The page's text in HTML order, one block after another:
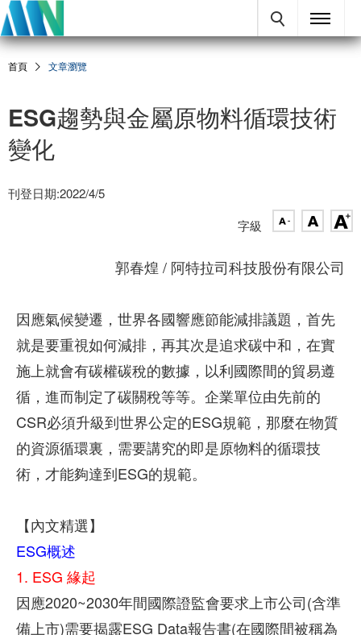
首頁 文章瀏覽
ESG趨勢與金屬原物料循環技術
變化
刊登日期:2022/4/5
字級
郭春煌 / 阿特拉司科技股份有限公司
因應氣候變遷，世界各國響應節能減排議題，首先
就是要重視如何減排，再其次是追求碳中和，在實
施上就會有碳權碳稅的數據，以利國際間的貿易遵
循，進而制定了碳關稅等等。企業單位由先前的
CSR必須升級到世界公定的ESG規範，那麼在物質
的資源循環裏，需要講究的即是原物料的循環技
術，才能夠達到ESG的規範。
【內文精選】
ESG概述
1. ESG 緣起
因應2020~2030年間國際證監會要求上市公司(含準
備上市)需要揭露ESG Data報告書(在國際間被稱為